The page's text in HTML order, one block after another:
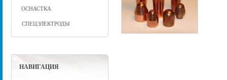
ОСНАСТКА
СПЕЦЭЛЕКТРОДЫ
НАВИГАЦИЯ